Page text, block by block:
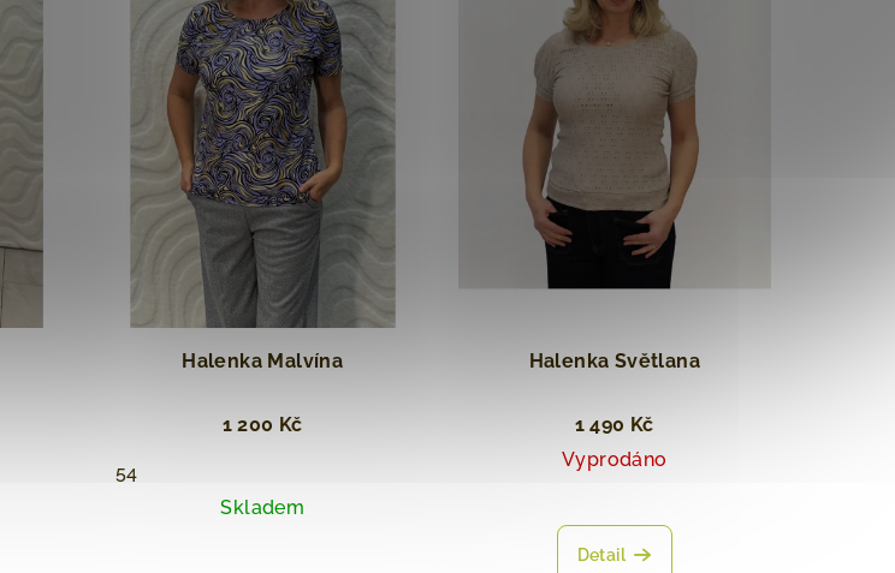
Halenka Malvína
1 200 Kč
54
Skladem
Halenka Světlana
1 490 Kč
Vyprodáno
Detail